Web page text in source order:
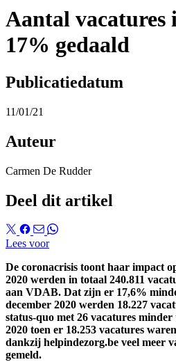
Aantal vacatures
17% gedaald
Publicatiedatum
11/01/21
Auteur
Carmen De Rudder
Deel dit artikel
Lees voor
De coronacrisis toont haar impact
2020 werden in totaal 240.811
aan VDAB. Dat zijn er 17,6%
december 2020 werden 18.227
status-quo met 26 vacatures
2020 toen er 18.253 vacatures
dankzij helpindezorg.be veel meer
gemeld.